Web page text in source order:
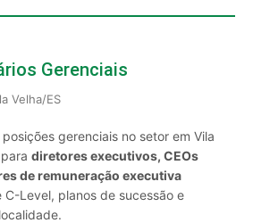
Gerenciais
Velha/ES
gerenciais no setor em Vila
diretores executivos, CEOs
de remuneração executiva
Level, planos de sucessão e